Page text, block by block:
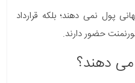
پول نمی دهند؛ بلکه قرارداد
حضور دارند.
می دهند؟